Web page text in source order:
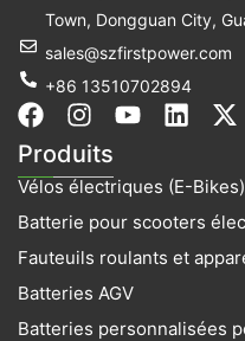
Town, Dongguan City,
sales@szfirstpower.com
+86 13510702894
F
a
c
e
b
o
k
I
n
s
t
a
g
r
a
m
Y
t
u
b
e
L
k
e
d
i
X
w
i
t
r
Produits
Vélos électriques (E-
Batterie pour scooters
Fauteuils roulants et
Batteries AGV
Batteries personnalisées